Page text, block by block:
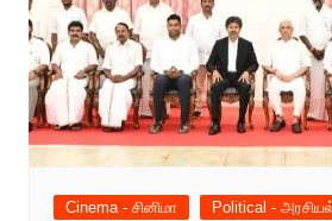
Cinema - சினிமா Political -